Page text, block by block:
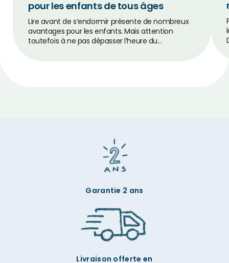
pour les enfants de tous âges
Lire avant de s’endormir présente de nombreux
avantages pour les enfants. Mais attention
toutefois à ne pas dépasser l’heure du…
Garantie 2 ans
Livraison offerte en